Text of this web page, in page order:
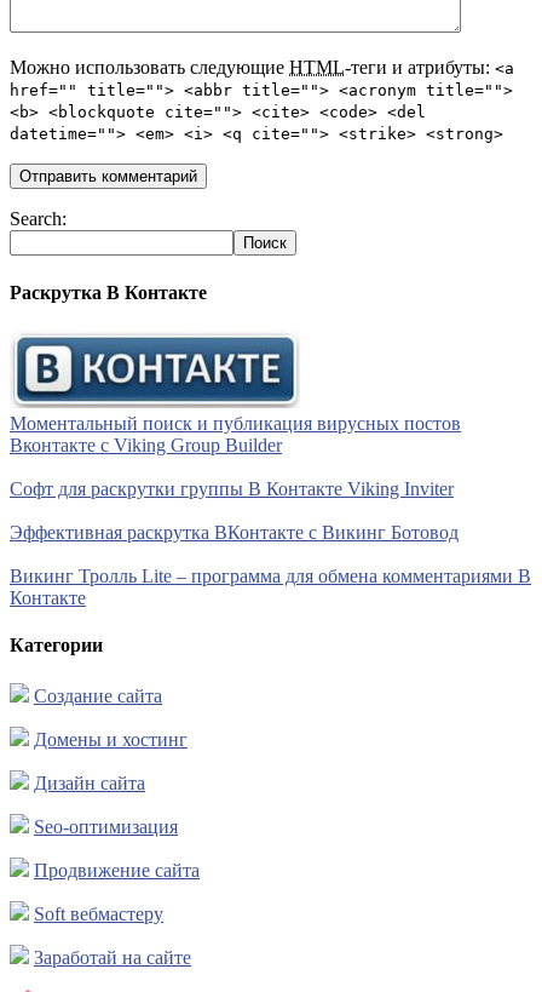
Можно использовать следующие HTML-теги и атрибуты: <a
href="" title=""> <abbr title=""> <acronym title="">
<b> <blockquote cite=""> <cite> <code> <del
datetime=""> <em> <i> <q cite=""> <strike> <strong>
Search:
Раскрутка В Контакте
Моментальный поиск и публикация вирусных постов
Вконтакте с Viking Group Builder
Софт для раскрутки группы В Контакте Viking Inviter
Эффективная раскрутка ВКонтакте с Викинг Ботовод
Викинг Тролль Lite – программа для обмена комментариями В
Контакте
Категории
Создание сайта
Домены и хостинг
Дизайн сайта
Seo-оптимизация
Продвижение сайта
Soft вебмастеру
Заработай на сайте